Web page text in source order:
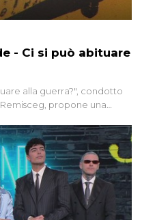
- Ci si può abituare
alla guerra?", condotto
propone una
una realtà pervasiva.
in conflitti armati, il
un fenomeno